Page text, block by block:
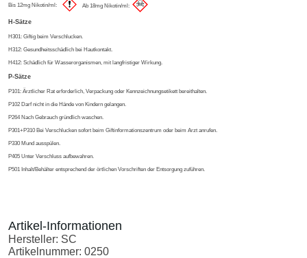
Bis 12mg Nikotin/ml: Ab 18mg Nikotin/ml:
H-Sätze
H301: Giftig beim Verschlucken.
H312: Gesundheitsschädlich bei Hautkontakt.
H412: Schädlich für Wasserorganismen, mit langfristiger Wirkung.
P-Sätze
P101: Ärztlicher Rat erforderlich, Verpackung oder Kennzeichnungsetikett bereithalten.
P102 Darf nicht in die Hände von Kindern gelangen.
P264 Nach Gebrauch gründlich waschen.
P301+P310 Bei Verschlucken sofort beim Giftinformationszentrum oder beim Arzt anrufen.
P330 Mund ausspülen.
P405 Unter Verschluss aufbewahren.
P501 Inhalt/Behälter entsprechend der örtlichen Vorschriften der Entsorgung zuführen.
Artikel-Informationen
Hersteller: SC
Artikelnummer: 0250